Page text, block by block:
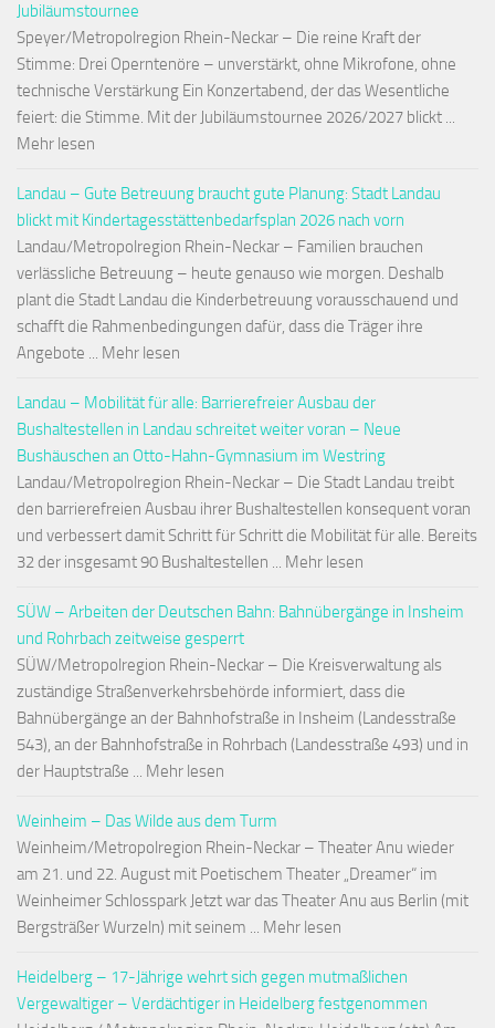
Jubiläumstournee
Speyer/Metropolregion Rhein-Neckar – Die reine Kraft der
Stimme: Drei Operntenöre – unverstärkt, ohne Mikrofone, ohne
technische Verstärkung Ein Konzertabend, der das Wesentliche
feiert: die Stimme. Mit der Jubiläumstournee 2026/2027 blickt ...
Mehr lesen
Landau – Gute Betreuung braucht gute Planung: Stadt Landau
blickt mit Kindertagesstättenbedarfsplan 2026 nach vorn
Landau/Metropolregion Rhein-Neckar – Familien brauchen
verlässliche Betreuung – heute genauso wie morgen. Deshalb
plant die Stadt Landau die Kinderbetreuung vorausschauend und
schafft die Rahmenbedingungen dafür, dass die Träger ihre
Angebote ... Mehr lesen
Landau – Mobilität für alle: Barrierefreier Ausbau der
Bushaltestellen in Landau schreitet weiter voran – Neue
Bushäuschen an Otto-Hahn-Gymnasium im Westring
Landau/Metropolregion Rhein-Neckar – Die Stadt Landau treibt
den barrierefreien Ausbau ihrer Bushaltestellen konsequent voran
und verbessert damit Schritt für Schritt die Mobilität für alle. Bereits
32 der insgesamt 90 Bushaltestellen ... Mehr lesen
SÜW – Arbeiten der Deutschen Bahn: Bahnübergänge in Insheim
und Rohrbach zeitweise gesperrt
SÜW/Metropolregion Rhein-Neckar – Die Kreisverwaltung als
zuständige Straßenverkehrsbehörde informiert, dass die
Bahnübergänge an der Bahnhofstraße in Insheim (Landesstraße
543), an der Bahnhofstraße in Rohrbach (Landesstraße 493) und in
der Hauptstraße ... Mehr lesen
Weinheim – Das Wilde aus dem Turm
Weinheim/Metropolregion Rhein-Neckar – Theater Anu wieder
am 21. und 22. August mit Poetischem Theater „Dreamer“ im
Weinheimer Schlosspark Jetzt war das Theater Anu aus Berlin (mit
Bergsträßer Wurzeln) mit seinem ... Mehr lesen
Heidelberg – 17-Jährige wehrt sich gegen mutmaßlichen
Vergewaltiger – Verdächtiger in Heidelberg festgenommen